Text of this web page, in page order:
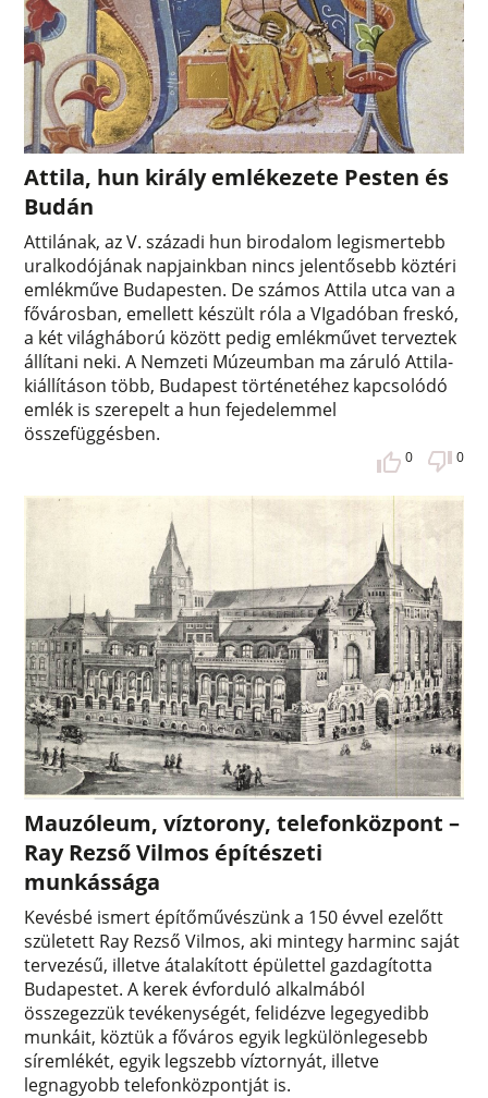
Attila, hun király emlékezete Pesten és
Budán
Attilának, az V. századi hun birodalom legismertebb
uralkodójának napjainkban nincs jelentősebb köztéri
emlékműve Budapesten. De számos Attila utca van a
fővárosban, emellett készült róla a VIgadóban freskó,
a két világháború között pedig emlékművet terveztek
állítani neki. A Nemzeti Múzeumban ma záruló Attila-
kiállításon több, Budapest történetéhez kapcsolódó
emlék is szerepelt a hun fejedelemmel
összefüggésben.
0 0
Mauzóleum, víztorony, telefonközpont –
Ray Rezső Vilmos építészeti
munkássága
Kevésbé ismert építőművészünk a 150 évvel ezelőtt
született Ray Rezső Vilmos, aki mintegy harminc saját
tervezésű, illetve átalakított épülettel gazdagította
Budapestet. A kerek évforduló alkalmából
összegezzük tevékenységét, felidézve legegyedibb
munkáit, köztük a főváros egyik legkülönlegesebb
síremlékét, egyik legszebb víztornyát, illetve
legnagyobb telefonközpontját is.